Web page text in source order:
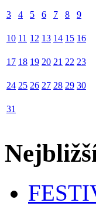
3 4 5 6 7 8 9
10 11 12 13 14 15 16
17 18 19 20 21 22 23
24 25 26 27 28 29 30
31